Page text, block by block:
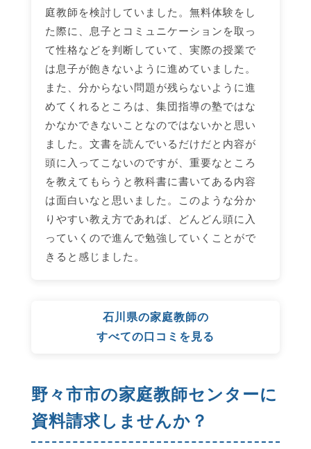
庭教師を検討していました。無料体験をし
た際に、息子とコミュニケーションを取っ
て性格などを判断していて、実際の授業で
は息子が飽きないように進めていました。
また、分からない問題が残らないように進
めてくれるところは、集団指導の塾ではな
かなかできないことなのではないかと思い
ました。文書を読んでいるだけだと内容が
頭に入ってこないのですが、重要なところ
を教えてもらうと教科書に書いてある内容
は面白いなと思いました。このような分か
りやすい教え方であれば、どんどん頭に入
っていくので進んで勉強していくことがで
きると感じました。
石川県の家庭教師の
すべての口コミを見る
野々市市の家庭教師センターに
資料請求しませんか？